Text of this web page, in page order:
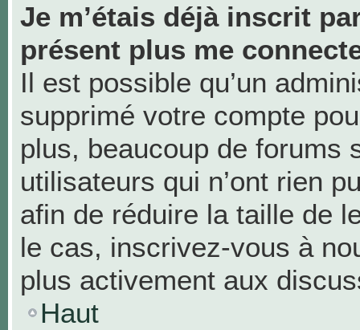
Je m’étais déjà inscrit
présent plus me
Il est possible qu’un
supprimé votre compte
plus, beaucoup de forums
utilisateurs qui n’ont rien
afin de réduire la taille de
le cas, inscrivez-vous à
plus activement aux
Haut